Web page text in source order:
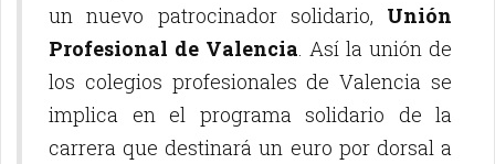
un nuevo patrocinador solidario, Unión
Profesional de Valencia . Así la unión de
los colegios profesionales de Valencia se
implica en el programa solidario de la
carrera que destinará un euro por dorsal a